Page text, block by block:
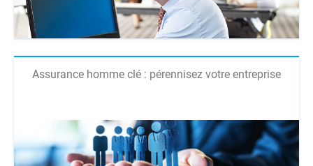
Assurance homme clé : pérennisez votre entreprise